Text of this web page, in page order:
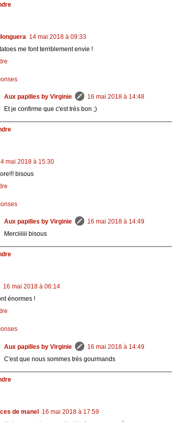
14 mai 2018 à 09:33
me font terriblement envie !
Aux papilles by Virginie
16 mai 2018 à 14:48
Et je confirme que c'est très bon ;)
mai 2018 à 15:30
bisous
Aux papilles by Virginie
16 mai 2018 à 14:49
Merciiiiii bisous
16 mai 2018 à 06:14
énormes !
Aux papilles by Virginie
16 mai 2018 à 14:49
C'est que nous sommes très gourmands
de manel 16 mai 2018 à 17:59